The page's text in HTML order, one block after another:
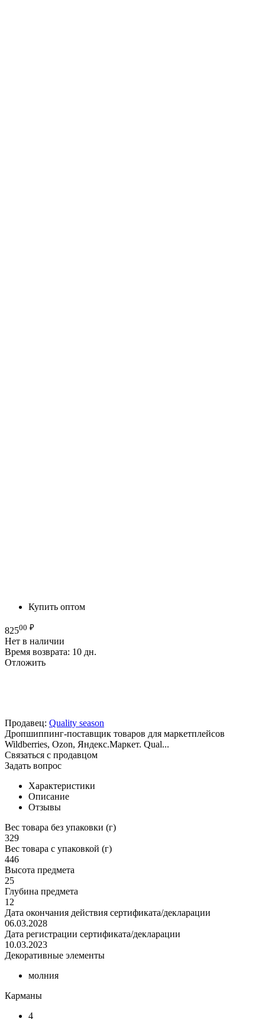
Купить оптом
82500 ₽
Нет в наличии
Время возврата: 10 дн.
Отложить
Продавец: Quality season
Дропшиппинг-поставщик товаров для маркетплейсов
Wildberries, Ozon, Яндекс.Маркет. Qual...
Связаться с продавцом
Задать вопрос
Характеристики
Описание
Отзывы
Вес товара без упаковки (г)
329
Вес товара с упаковкой (г)
446
Высота предмета
25
Глубина предмета
12
Дата окончания действия сертификата/декларации
06.03.2028
Дата регистрации сертификата/декларации
10.03.2023
Декоративные элементы
молния
Карманы
4